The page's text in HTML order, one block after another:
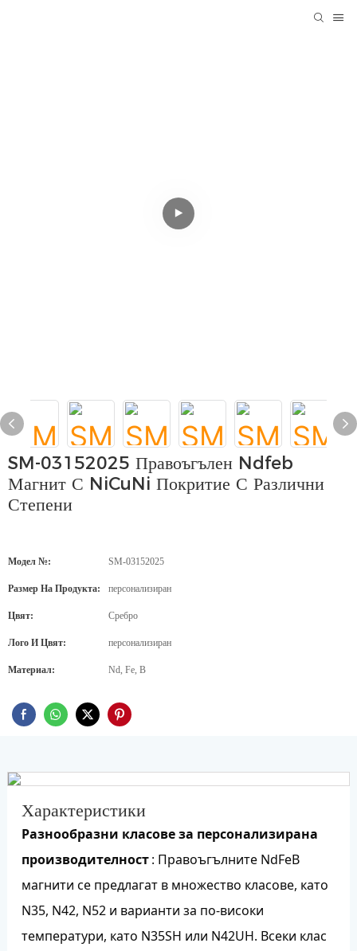
SM-03152025 Правоъгълен Ndfeb
Магнит С NiCuNi Покритие С Различни
Степени
Модел №: SM-03152025
Размер На Продукта: персонализиран
Цвят: Сребро
Лого И Цвят: персонализиран
Материал: Nd, Fe, B
Характеристики
Разнообразни класове за персонализирана
производителност: Правоъгълните NdFeB
магнити се предлагат в множество класове, като
N35, N42, N52 и варианти за по-високи
температури, като N35SH или N42UH. Всеки клас